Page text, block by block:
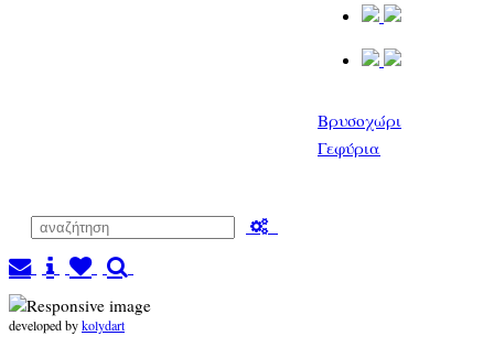
Βρυσοχώρι
Γεφύρια
developed bykolydart